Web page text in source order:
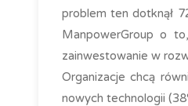
problem ten dotknął
ManpowerGroup o
zainwestowanie w
Organizacje chcą
nowych technologii